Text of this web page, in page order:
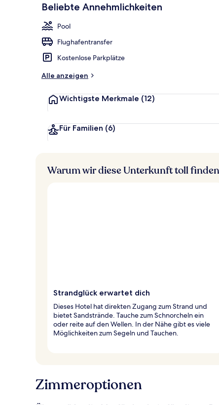
Beliebte Annehmlichkeiten
Pool
Flughafentransfer
Kostenlose Parkplätze
Alle anzeigen
Wichtigste Merkmale (12)
Für Familien (6)
Warum wir diese Unterkunft toll finden
Strandglück erwartet dich
Dieses Hotel hat direkten Zugang zum Strand und
bietet Sandstrände. Tauche zum Schnorcheln ein
oder reite auf den Wellen. In der Nähe gibt es viele
Möglichkeiten zum Segeln und Tauchen.
Zimmeroptionen